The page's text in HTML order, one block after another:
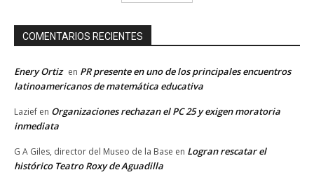
COMENTARIOS RECIENTES
Enery Ortiz en PR presente en uno de los principales encuentros
latinoamericanos de matemática educativa
Lazief en Organizaciones rechazan el PC 25 y exigen moratoria
inmediata
G A Giles, director del Museo de la Base en Logran rescatar el
histórico Teatro Roxy de Aguadilla